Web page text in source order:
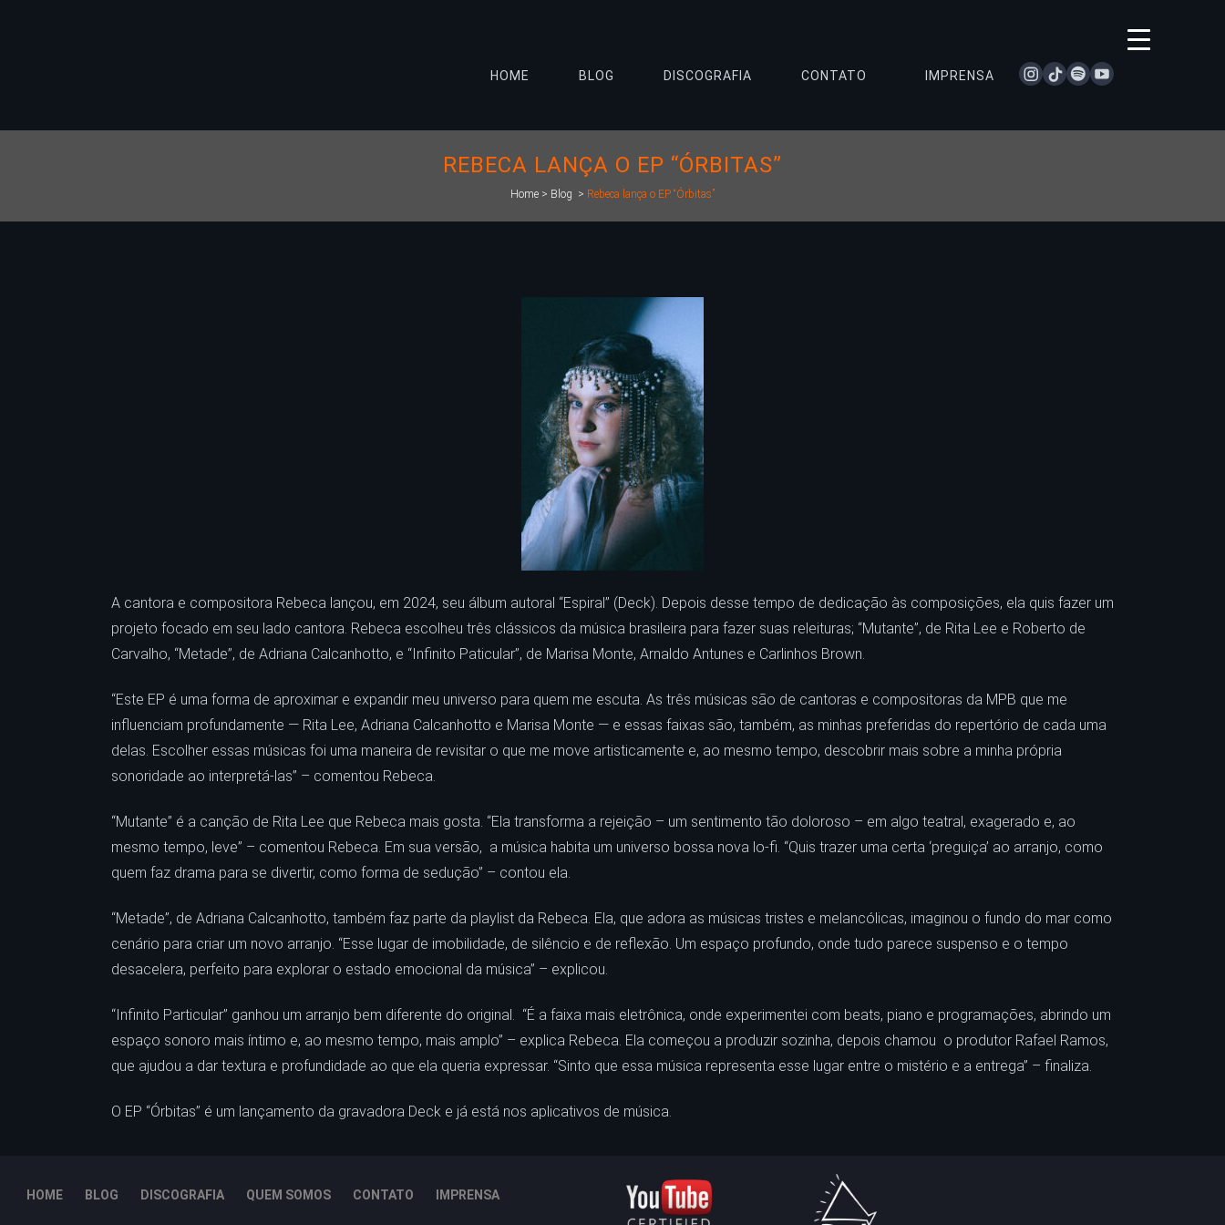
instagram
tiktokspotifyyoutube
HOME BLOG DISCOGRAFIA CONTATO IMPRENSA
REBECA LANÇA O EP “ÓRBITAS”
Home > Blog > Rebeca lança o EP “Órbitas”
A cantora e compositora Rebeca lançou, em 2024, seu álbum autoral “Espiral” (Deck). Depois desse tempo de dedicação às composições, ela quis fazer um
projeto focado em seu lado cantora. Rebeca escolheu três clássicos da música brasileira para fazer suas releituras; “Mutante”, de Rita Lee e Roberto de
Carvalho, “Metade”, de Adriana Calcanhotto, e “Infinito Paticular”, de Marisa Monte, Arnaldo Antunes e Carlinhos Brown.
“Este EP é uma forma de aproximar e expandir meu universo para quem me escuta. As três músicas são de cantoras e compositoras da MPB que me
influenciam profundamente — Rita Lee, Adriana Calcanhotto e Marisa Monte — e essas faixas são, também, as minhas preferidas do repertório de cada uma
delas. Escolher essas músicas foi uma maneira de revisitar o que me move artisticamente e, ao mesmo tempo, descobrir mais sobre a minha própria
sonoridade ao interpretá-las” – comentou Rebeca.
“Mutante” é a canção de Rita Lee que Rebeca mais gosta. “Ela transforma a rejeição – um sentimento tão doloroso – em algo teatral, exagerado e, ao
mesmo tempo, leve” – comentou Rebeca. Em sua versão, a música habita um universo bossa nova lo-fi. “Quis trazer uma certa ‘preguiça’ ao arranjo, como
quem faz drama para se divertir, como forma de sedução” – contou ela.
“Metade”, de Adriana Calcanhotto, também faz parte da playlist da Rebeca. Ela, que adora as músicas tristes e melancólicas, imaginou o fundo do mar como
cenário para criar um novo arranjo. “Esse lugar de imobilidade, de silêncio e de reflexão. Um espaço profundo, onde tudo parece suspenso e o tempo
desacelera, perfeito para explorar o estado emocional da música” – explicou.
“Infinito Particular” ganhou um arranjo bem diferente do original. “É a faixa mais eletrônica, onde experimentei com beats, piano e programações, abrindo um
espaço sonoro mais íntimo e, ao mesmo tempo, mais amplo” – explica Rebeca. Ela começou a produzir sozinha, depois chamou o produtor Rafael Ramos,
que ajudou a dar textura e profundidade ao que ela queria expressar. “Sinto que essa música representa esse lugar entre o mistério e a entrega” – finaliza.
O EP “Órbitas” é um lançamento da gravadora Deck e já está nos aplicativos de música.
HOME BLOG DISCOGRAFIA QUEM SOMOS CONTATO IMPRENSA